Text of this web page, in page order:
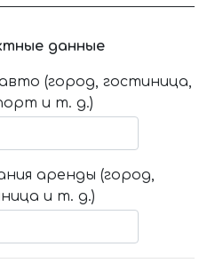
данные
(город, гостиница,
и т. д.)
аренды (город,
и т. д.)